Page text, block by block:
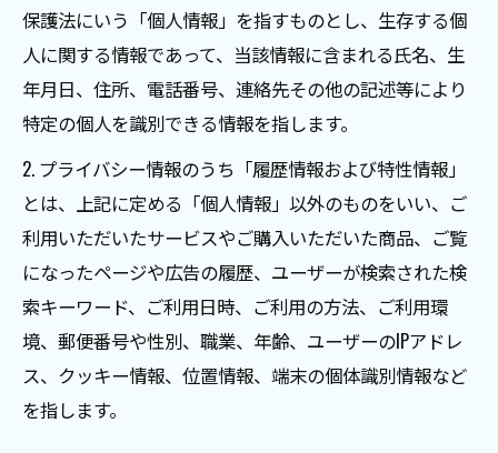
保護法にいう「個人情報」を指すものとし、生存する個
人に関する情報であって、当該情報に含まれる氏名、生
年月日、住所、電話番号、連絡先その他の記述等により
特定の個人を識別できる情報を指します。
2. プライバシー情報のうち「履歴情報および特性情報」
とは、上記に定める「個人情報」以外のものをいい、ご
利用いただいたサービスやご購入いただいた商品、ご覧
になったページや広告の履歴、ユーザーが検索された検
索キーワード、ご利用日時、ご利用の方法、ご利用環
境、郵便番号や性別、職業、年齢、ユーザーのIPアドレ
ス、クッキー情報、位置情報、端末の個体識別情報など
を指します。